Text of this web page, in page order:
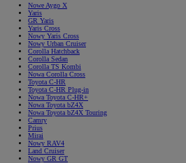
Nowe Aygo X
Yaris
GR Yaris
Yaris Cross
Nowy Yaris Cross
Nowy Urban Cruiser
Corolla Hatchback
Corolla Sedan
Corolla TS Kombi
Nowa Corolla Cross
Toyota C-HR
Toyota C-HR Plug-in
Nowa Toyota C-HR+
Nowa Toyota bZ4X
Nowa Toyota bZ4X Touring
Camry
Prius
Mirai
Nowy RAV4
Land Cruiser
Nowy GR GT